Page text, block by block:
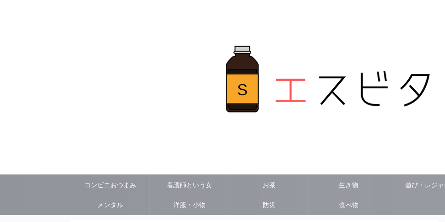
コンビニおつまみ 看護師という女 お茶 生き物 遊び・レジャ
メンタル 洋服・小物 防災 食べ物